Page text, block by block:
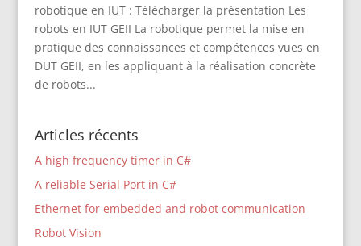
robotique en IUT : Télécharger la présentation Les
robots en IUT GEII La robotique permet la mise en
pratique des connaissances et compétences vues en
DUT GEII, en les appliquant à la réalisation concrète
de robots...
Articles récents
A high frequency timer in C#
A reliable Serial Port in C#
Ethernet for embedded and robot communication
Robot Vision